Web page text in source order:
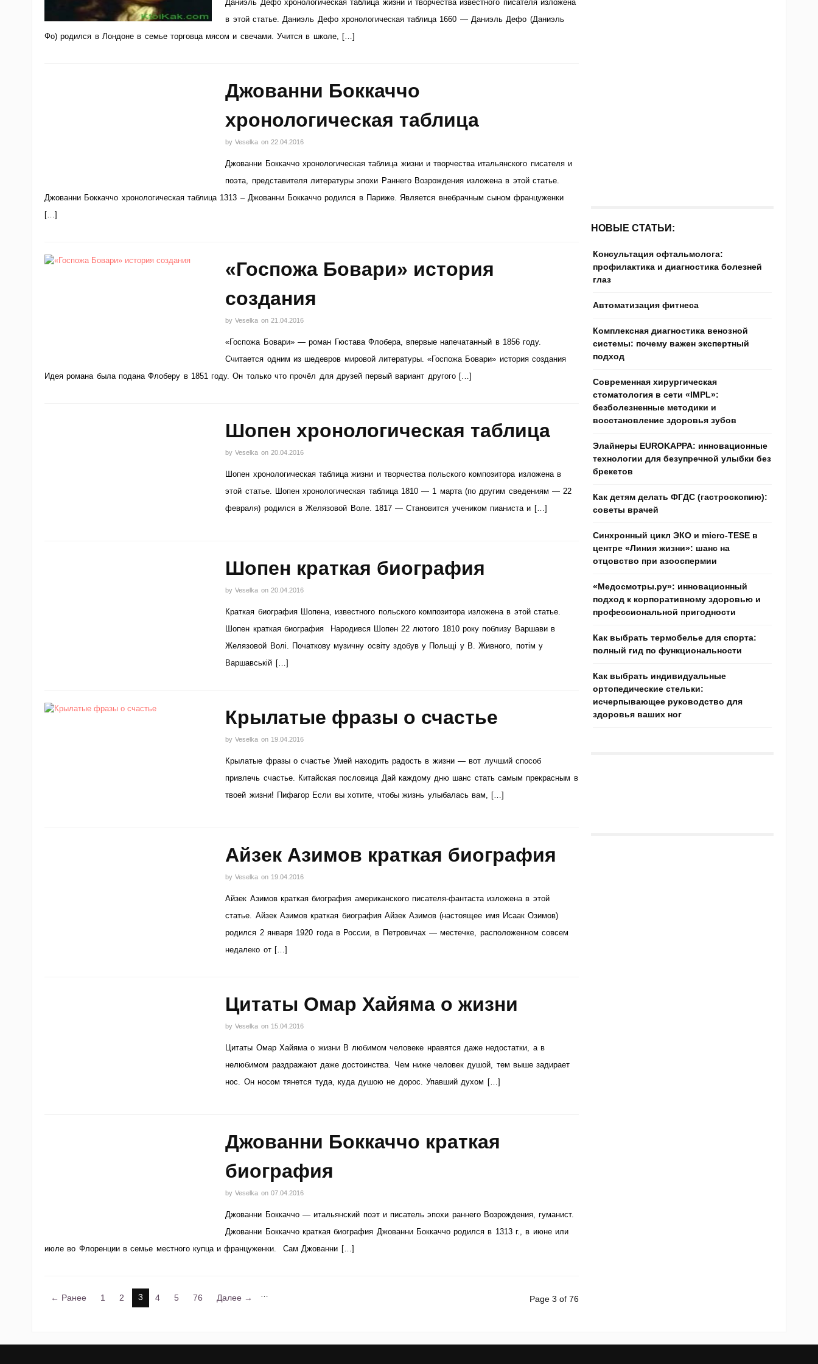
Даниэль Дефо хронологическая таблица жизни и творчества известного писателя изложена
в этой статье. Даниэль Дефо хронологическая таблица 1660 — Даниэль Дефо (Даниэль
Фо) родился в Лондоне в семье торговца мясом и свечами. Учится в школе, […]
Джованни Боккаччо
хронологическая таблица
byVeselka on 22.04.2016
Джованни Боккаччо хронологическая таблица жизни и творчества итальянского писателя и
поэта, представителя литературы эпохи Раннего Возрождения изложена в этой статье.
Джованни Боккаччо хронологическая таблица 1313 – Джованни Боккаччо родился в Париже. Является внебрачным сыном француженки
[…]
«Госпожа Бовари» история
создания
byVeselka on 21.04.2016
«Госпожа Бовари» — роман Гюстава Флобера, впервые напечатанный в 1856 году.
Считается одним из шедевров мировой литературы. «Госпожа Бовари» история создания
Идея романа была подана Флоберу в 1851 году. Он только что прочёл для друзей первый вариант другого […]
Шопен хронологическая таблица
byVeselka on 20.04.2016
Шопен хронологическая таблица жизни и творчества польского композитора изложена в
этой статье. Шопен хронологическая таблица 1810 — 1 марта (по другим сведениям — 22
февраля) родился в Желязовой Воле. 1817 — Становится учеником пианиста и […]
Шопен краткая биография
byVeselka on 20.04.2016
Краткая биография Шопена, известного польского композитора изложена в этой статье.
Шопен краткая биография Народився Шопен 22 лютого 1810 року поблизу Варшави в
Желязовой Волі. Початкову музичну освіту здобув у Польщі у В. Живного, потім у
Варшавській […]
Крылатые фразы о счастье
byVeselka on 19.04.2016
Крылатые фразы о счастье Умей находить радость в жизни — вот лучший способ
привлечь счастье. Китайская пословица Дай каждому дню шанс стать самым прекрасным в
твоей жизни! Пифагор Если вы хотите, чтобы жизнь улыбалась вам, […]
Айзек Азимов краткая биография
byVeselka on 19.04.2016
Айзек Азимов краткая биография американского писателя-фантаста изложена в этой
статье. Айзек Азимов краткая биография Айзек Азимов (настоящее имя Исаак Озимов)
родился 2 января 1920 года в России, в Петровичах — местечке, расположенном совсем
недалеко от […]
Цитаты Омар Хайяма о жизни
byVeselka on 15.04.2016
Цитаты Омар Хайяма о жизни В любимом человеке нравятся даже недостатки, а в
нелюбимом раздражают даже достоинства. Чем ниже человек душой, тем выше задирает
нос. Он носом тянется туда, куда душою не дорос. Упавший духом […]
Джованни Боккаччо краткая
биография
byVeselka on 07.04.2016
Джованни Боккаччо — итальянский поэт и писатель эпохи раннего Возрождения, гуманист.
Джованни Боккаччо краткая биография Джованни Боккаччо родился в 1313 г., в июне или
июле во Флоренции в семье местного купца и француженки. Сам Джованни […]
← Ранее 1 2 3 4 5 …
76 Далее → Page 3 of 76
НОВЫЕ СТАТЬИ:
Консультация офтальмолога:
профилактика и диагностика болезней
глаз
Автоматизация фитнеса
Комплексная диагностика венозной
системы: почему важен экспертный
подход
Современная хирургическая
стоматология в сети «IMPL»:
безболезненные методики и
восстановление здоровья зубов
Элайнеры EUROKAPPA: инновационные
технологии для безупречной улыбки без
брекетов
Как детям делать ФГДС (гастроскопию):
советы врачей
Синхронный цикл ЭКО и micro-TESE в
центре «Линия жизни»: шанс на
отцовство при азооспермии
«Медосмотры.ру»: инновационный
подход к корпоративному здоровью и
профессиональной пригодности
Как выбрать термобелье для спорта:
полный гид по функциональности
Как выбрать индивидуальные
ортопедические стельки:
исчерпывающее руководство для
здоровья ваших ног